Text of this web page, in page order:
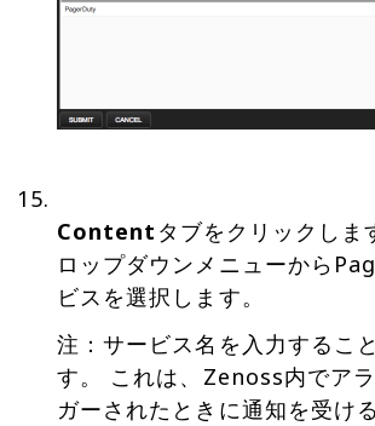
Content タブをクリックしま
ロップダウンメニューから
ビスを選択します。
注：サービス名を入力するこ
す。 これは、Zenoss内でア
ガーされたときに通知を受け